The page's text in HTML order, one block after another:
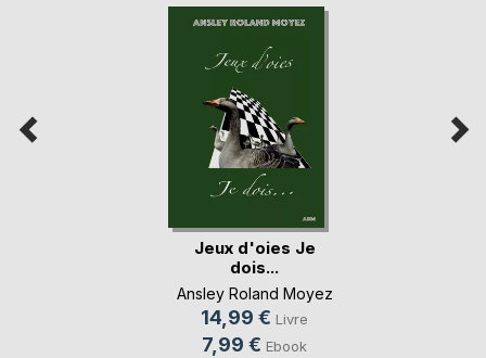
Jeux d'oies Je
dois...
Ansley Roland Moyez
14,99 € Livre
7,99 € Ebook